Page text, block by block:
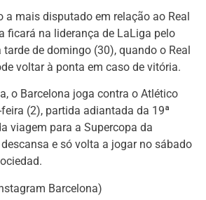
a mais disputado em relação ao Real
ficará na liderança de LaLiga pelo
de domingo (30), quando o Real
voltar à ponta em caso de vitória.
o Barcelona joga contra o Atlético
(2), partida adiantada da 19ª
viagem para a Supercopa da
e só volta a jogar no sábado
Barcelona)